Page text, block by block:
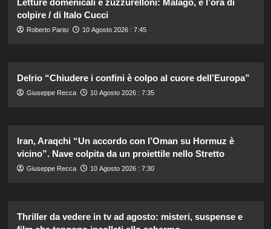
colpire / di Italo Cucci
Roberto Parisi 10 Agosto 2026 : 7:45
Delrio “Chiudere i confini è colpo al cuore dell’Europa”
Giuseppe Recca 10 Agosto 2026 : 7:35
Iran, Araqchi “Un accordo con l’Oman su Hormuz è
vicino”. Nave colpita da un proiettile nello Stretto
Giuseppe Recca 10 Agosto 2026 : 7:30
Thriller da vedere in tv ad agosto: misteri, suspense e